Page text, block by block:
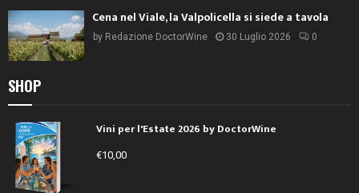
Cena nel Viale, la Valpolicella si siede a tavola
by Redazione DoctorWine 30 Luglio 2026 0
SHOP
Vini per l'Estate 2026 by DoctorWine
€10,00